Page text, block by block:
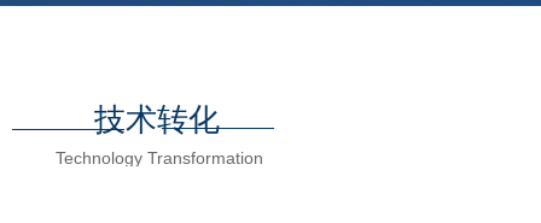
技术转化
Technology Transformation